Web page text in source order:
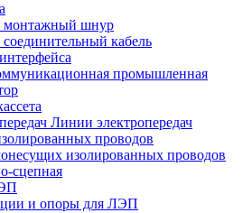
монтажный шнур
кабель
промышленная
Линии электропередач
проводов
изолированных проводов
сцепная
и опоры для ЛЭП